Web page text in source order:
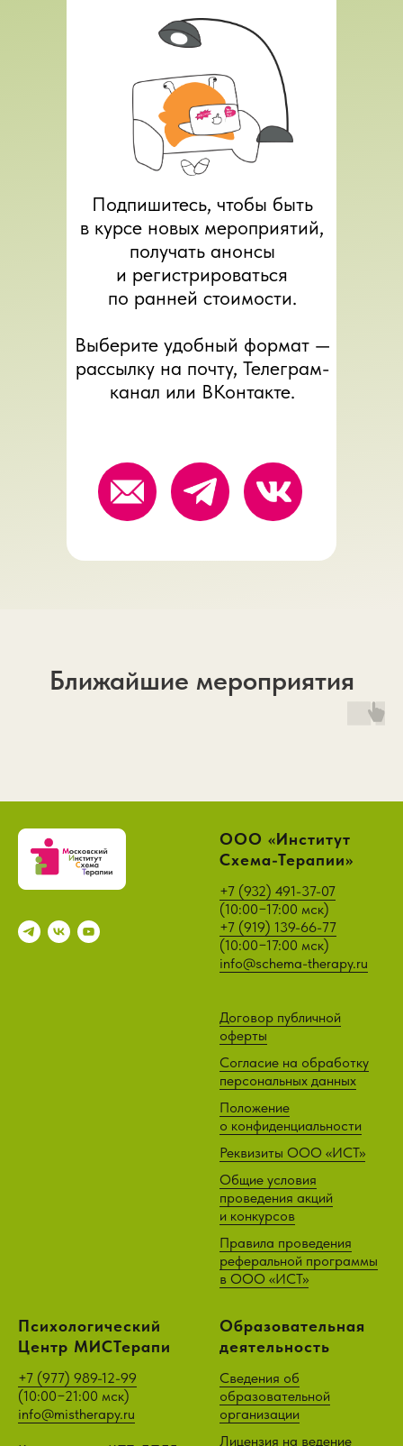
Подпишитесь, чтобы быть
в курсе новых мероприятий,
получать анонсы
и регистрироваться
по ранней стоимости.
Выберите удобный формат —
рассылку на почту, Телеграм-
канал или ВКонтакте.
Ближайшие мероприятия
ООО «Институт
Схема-Терапии»
+7 (932) 491-37-07
(10:00−17:00 мск)
+7 (919) 139-66-77
(10:00−17:00 мск)
info@schema-therapy.ru
Договор публичной
оферты
Согласие на обработку
персональных данных
Положение
о конфиденциальности
Реквизиты ООО «ИСТ»
Общие условия
проведения акций
и конкурсов
Правила проведения
реферальной программы
в ООО «ИСТ»
Психологический
Центр МИСТерапи
+7 (977) 989-12-99
(10:00−21:00 мск)
info@mistherapy.ru
Образовательная
деятельность
Сведения об
образовательной
организации
Лицензия на ведение